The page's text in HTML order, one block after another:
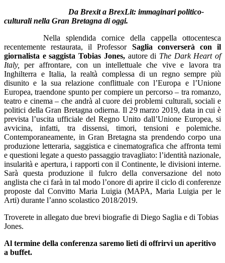
Da Brexit a BrexLit: immaginari politico-
culturali nella Gran Bretagna di oggi.
Nella splendida cornice della cappella ottocentesca
recentemente restaurata, il Professor Saglia converserà con il
giornalista e saggista Tobias Jones, autore di The Dark Heart of
Italy,
per affrontare, con un intellettuale che vive e lavora tra
Inghilterra e Italia, la realtà complessa di un regno sempre più
disunito e la sua relazione conflittuale con l’Europa e l’Unione
Europea, traendone spunto per compiere un percorso – tra romanzo,
teatro e cinema – che andrà al cuore dei problemi culturali, sociali e
politici della Gran Bretagna odierna. Il 29 marzo 2019, data in cui è
prevista l’uscita ufficiale del Regno Unito dall’Unione Europea, si
avvicina, infatti, tra dissensi, timori, tensioni e polemiche.
Contemporaneamente, in Gran Bretagna sta prendendo corpo una
produzione letteraria, saggistica e cinematografica che affronta temi
e questioni legate a questo passaggio travagliato: l’identità nazionale,
insularità e apertura, i rapporti con il Continente, le divisioni interne.
Sarà questa produzione il fulcro della conversazione del noto
anglista che ci farà in tal modo l’onore di aprire il ciclo di conferenze
proposte dal Convitto Maria Luigia (MAPA, Maria Luigia per le
Arti) durante l’anno scolastico 2018/2019.
Troverete in allegato due brevi biografie di Diego Saglia e di Tobias
Jones.
Al termine della conferenza saremo lieti di offrirvi un aperitivo
a buffet.